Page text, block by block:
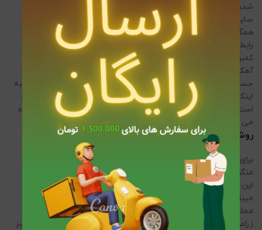
شدن محیط، بر میزان حلالیت آن افزوده می شود.
سایر صورت های منگنز مثل کربنات، هیدروکسید و سیلیکات منگنز
رابطه معکوس دارد.
کمبود کود منگنز مشابه سایر عناصر ریزمغذی، بیشتر در خاک های
آهکی با مواد آلی کم اتفاق می افتد.
حساسیت گیاهان مختلف به منگنز، بسیار متفاوت است و با توجه به
اینکه پویایی این عنصر در درختان میوه مشابه کلسیم بسیار محدود
است، بنابراین علایم کمبود کود منگنز ابتدا در برگ های جوان مشاهده
می شود.
روش مصرف :
منگنز استفاده نمود.
این کود هم در خاکهای اسیدی و هم در خاکهای قلیایی قابل مصرف
میباشد.
محلول‌پاشی کود سولفات منگنز به میزان 5 در هزار برای محصولات
زراعی و باغی قابل توصیه است و زمان مصرف هم یک ماه پس از سبز